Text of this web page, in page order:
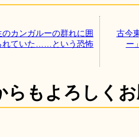
カンガルーの群れに囲
れていた……という恐怖
古今
ー
らもよろしく